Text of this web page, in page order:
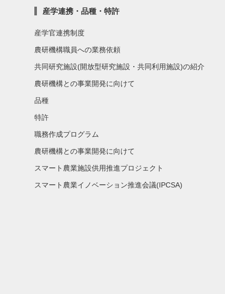
産学連携・品種・特許
産学官連携制度
農研機構職員への業務依頼
共同研究施設(開放型研究施設・共同利用施設)の紹介
農研機構との事業開発に向けて
品種
特許
職務作成プログラム
農研機構との事業開発に向けて
スマート農業施設供用推進プロジェクト
スマート農業イノベーション推進会議(IPCSA)